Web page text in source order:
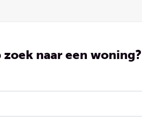
zoek naar een